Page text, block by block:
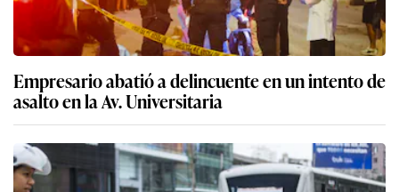
Empresario abatió a delincuente en un intento de
asalto en la Av. Universitaria